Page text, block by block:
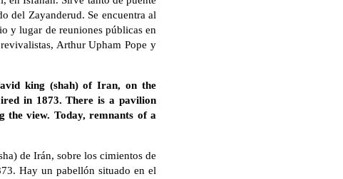
del Zayanderud. Se encuentra al
y lugar de reuniones públicas en
Arthur Upham Pope y
king (shah) of Iran, on the
in 1873. There is a pavilion
the view. Today, remnants of a
de Irán, sobre los cimientos de
Hay un pabellón situado en el